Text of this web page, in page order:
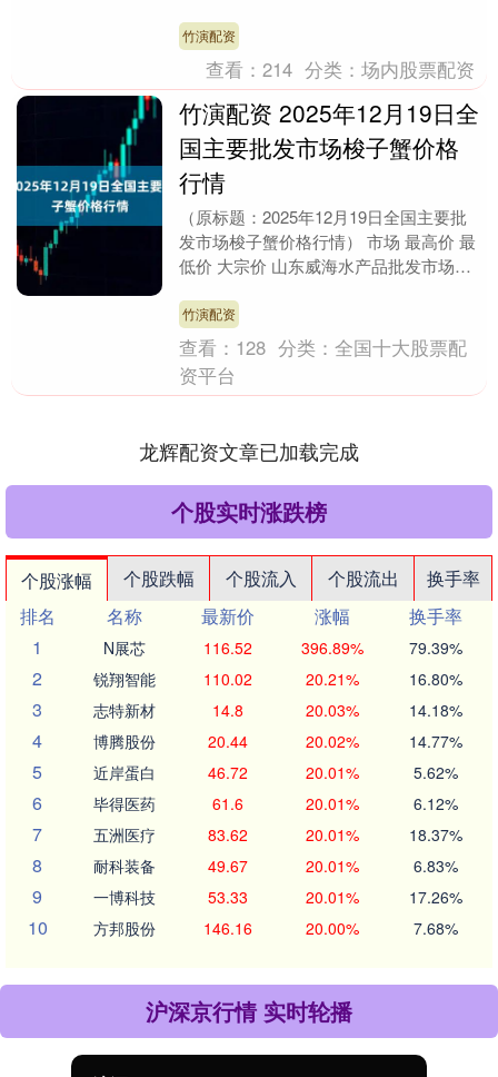
混合型基....
竹演配资
查看：214 分类：场内股票配资
竹演配资 2025年12月19日全
国主要批发市场梭子蟹价格
行情
（原标题：2025年12月19日全国主要批
发市场梭子蟹价格行情） 市场 最高价 最
低价 大宗价 山东威海水产品批发市场
竹演配资
查看： 128 分类：全国十大股票配
资平台
龙辉配资文章已加载完成
个股实时涨跌榜
个股涨幅 个股跌幅 个股流入 个股流出
换手率
排名
名称 最新价 涨幅
换手率
1
N展芯 116.52 396.89% 79.39%
2 锐翔智能 110.02 20.21% 16.80%
3 志特新材 14.8 20.03% 14.18%
4 博腾股份 20.44 20.02% 14.77%
5 近岸蛋白 46.72 20.01% 5.62%
6 毕得医药 61.6 20.01% 6.12%
7 五洲医疗 83.62 20.01% 18.37%
8 耐科装备 49.67 20.01% 6.83%
9 一博科技 53.33 20.01% 17.26%
10 方邦股份 146.16 20.00% 7.68%
沪深京行情 实时轮播